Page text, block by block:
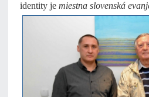
identity je miestna slovenská